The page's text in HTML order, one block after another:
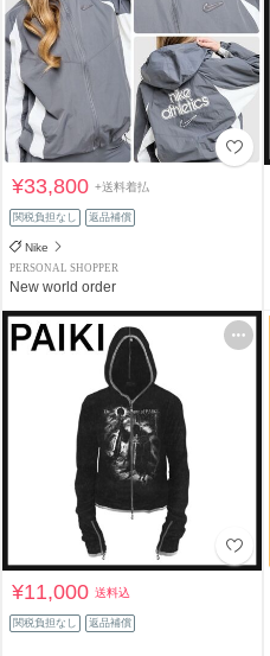
¥33,800+送料着払
関税負担なし 返品補償
Nike
PERSONAL SHOPPER
New world order
¥11,000送料込
関税負担なし 返品補償